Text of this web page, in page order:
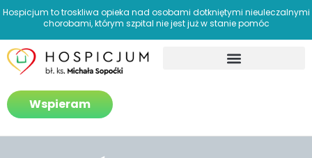
Hospicjum to troskliwa opieka nad osobami dotkniętymi nieuleczalnymi
chorobami, którym szpital nie jest już w stanie pomóc
Wspieram